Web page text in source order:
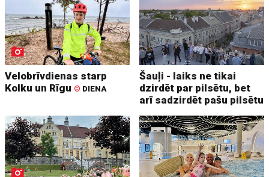
Velobrīvdienas starp
Kolku un Rīgu © DIENA
Šauļi - laiks ne tikai
dzirdēt par pilsētu, bet
arī sadzirdēt pašu pilsētu